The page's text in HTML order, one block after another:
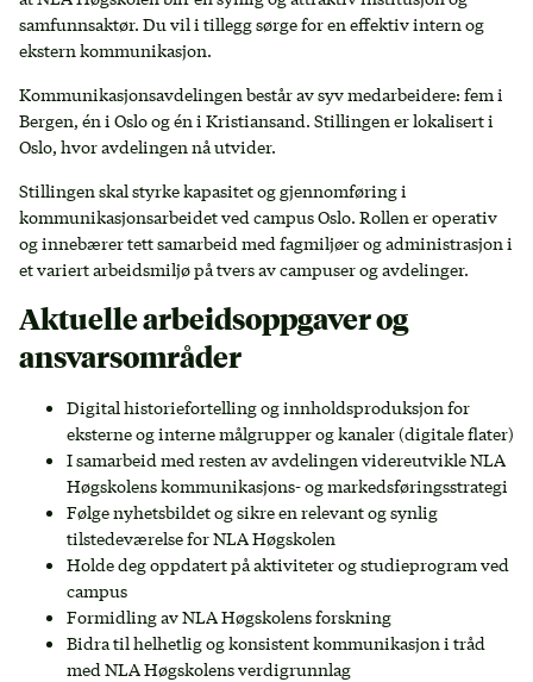
samfunnsaktør. Du vil i tillegg sørge for en effektiv intern og
ekstern kommunikasjon.
Kommunikasjonsavdelingen består av syv medarbeidere: fem i
Bergen, én i Oslo og én i Kristiansand. Stillingen er lokalisert i
Oslo, hvor avdelingen nå utvider.
Stillingen skal styrke kapasitet og gjennomføring i
kommunikasjonsarbeidet ved campus Oslo. Rollen er operativ
og innebærer tett samarbeid med fagmiljøer og administrasjon i
et variert arbeidsmiljø på tvers av campuser og avdelinger.
Aktuelle arbeidsoppgaver og
ansvarsområder
Digital historiefortelling og innholdsproduksjon for
eksterne og interne målgrupper og kanaler (digitale flater)
I samarbeid med resten av avdelingen videreutvikle NLA
Høgskolens kommunikasjons- og markedsføringsstrategi
Følge nyhetsbildet og sikre en relevant og synlig
tilstedeværelse for NLA Høgskolen
Holde deg oppdatert på aktiviteter og studieprogram ved
campus
Formidling av NLA Høgskolens forskning
Bidra til helhetlig og konsistent kommunikasjon i tråd
med NLA Høgskolens verdigrunnlag